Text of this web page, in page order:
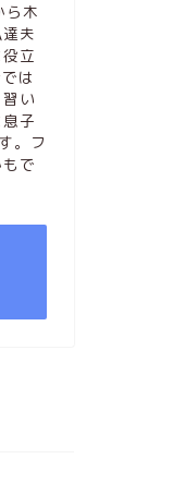
ら木
夫
立
は
い
子
。フ
で